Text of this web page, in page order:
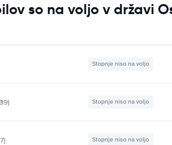
so na voljo v državi
Stopnje niso na voljo
Stopnje niso na voljo
Stopnje niso na voljo